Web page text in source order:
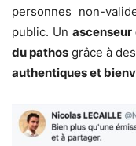
personnes non-
public. Un ascenseur
du pathos grâce à
authentiques et